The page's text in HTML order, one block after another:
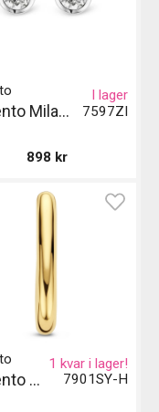
7597ZI
Ti Sento Milano Örhängen - Silver
I lager
898 kr
7901SY-H
Ti Sento Milano Single Earring
1 kvar i lager!